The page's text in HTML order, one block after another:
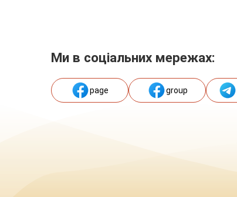
Ми в соціальних мережах:
page group